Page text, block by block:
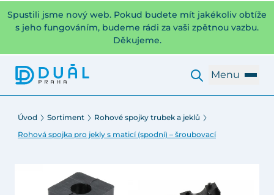
Spustili jsme nový web. Pokud budete mít jakékoliv obtíže
s jeho fungováním, budeme rádi za vaši zpětnou vazbu.
Děkujeme.
Menu
Úvod Sortiment
Rohové spojky trubek a jeklů
Rohová spojka pro jekly s maticí (spodní) – šroubovací